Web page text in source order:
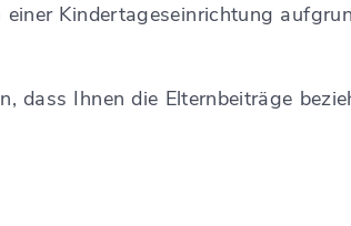
Kindertageseinrichtung
dass Ihnen die Elternbeiträge